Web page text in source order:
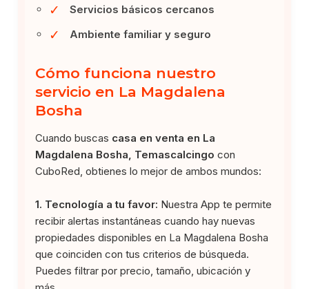
✓ Servicios básicos cercanos
✓ Ambiente familiar y seguro
Cómo funciona nuestro
servicio en La Magdalena
Bosha
Cuando buscas casa en venta en La
Magdalena Bosha, Temascalcingo con
CuboRed, obtienes lo mejor de ambos mundos:
1. Tecnología a tu favor: Nuestra App te permite
recibir alertas instantáneas cuando hay nuevas
propiedades disponibles en La Magdalena Bosha
que coinciden con tus criterios de búsqueda.
Puedes filtrar por precio, tamaño, ubicación y